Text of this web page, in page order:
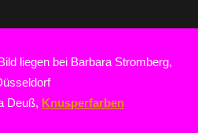
liegen bei Barbara Stromberg,
Deuß, Knusperfarben